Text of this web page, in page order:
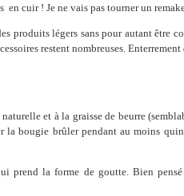
cuir ! Je ne vais pas tourner un
produits légers sans pour autant être
restent nombreuses.
et à la graisse de beurre
la bougie brûler pendant au moins
prend la forme de goutte. Bien